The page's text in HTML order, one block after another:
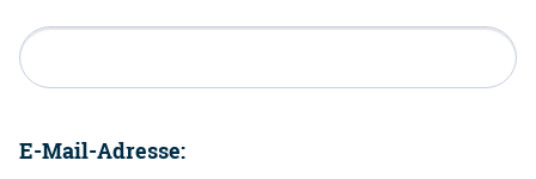
E-Mail-Adresse: